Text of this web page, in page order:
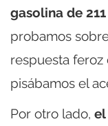
gasolina de 211
probamos
respuesta feroz
pisábamos el
Por otro lado, el